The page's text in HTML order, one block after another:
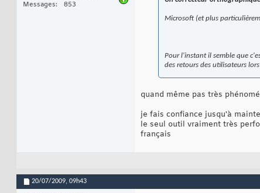
Messages
853
Microsoft (et plus
Pour l'instant il semble que
des retours des utilisateurs
quand même pas très
je fais confiance jusqu'à
le seul outil vraiment très
français
20/07/2009, 09h43